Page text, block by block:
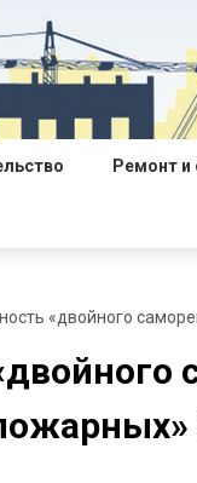
Ремонт и
«двойного